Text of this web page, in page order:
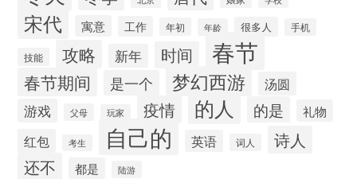
宋代 寓意 工作 年初 年龄 很多人 手机
技能 攻略 新年 时间 春节
春节期间 是一个 梦幻西游
汤圆
游戏
父母 玩家 疫情 的人 的是 礼物
红包 考生 自己的 英语 词人
诗人
还不
都是 陆游